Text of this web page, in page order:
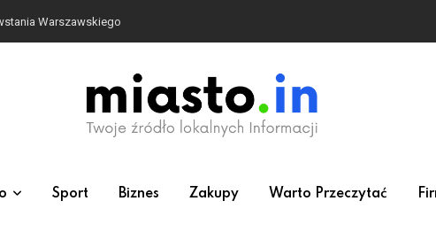
za kierownicę w Bolszewie i uderzył w ogrodzenie
Sport Biznes Zakupy Warto Przeczytać